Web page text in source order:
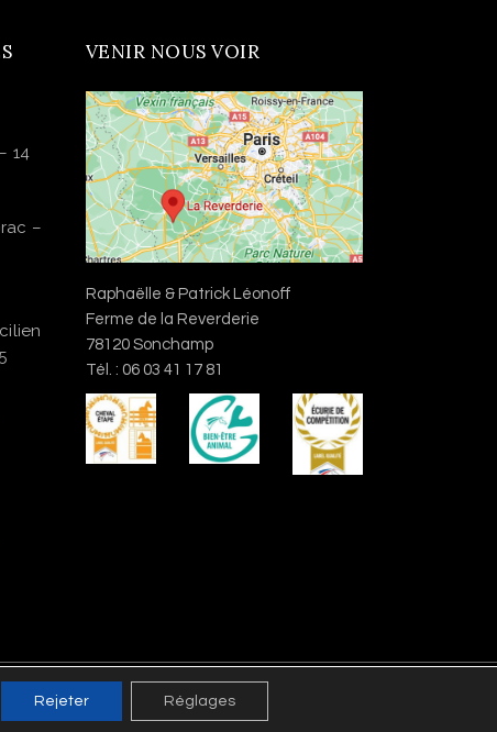
14
–
VENIR NOUS VOIR
Raphaëlle & Patrick Léonoff
Ferme de la Reverderie
78120 Sonchamp
Tél. : 06 03 41 17 81
droits réservés. Mentions légales
Rejeter Réglages